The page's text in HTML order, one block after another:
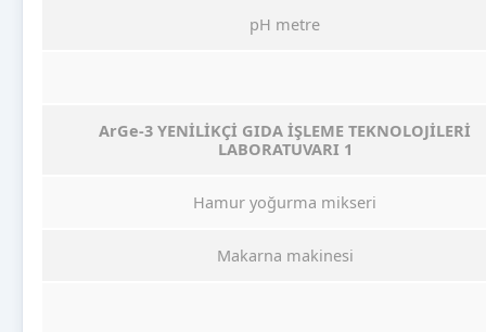
pH metre
ArGe-3 YENİLİKÇİ GIDA İŞLEME TEKNOLOJİLERİ
LABORATUVARI 1
Hamur yoğurma mikseri
Makarna makinesi